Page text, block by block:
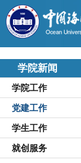
学院新闻
学院工作
党建工作
学生工作
就创服务